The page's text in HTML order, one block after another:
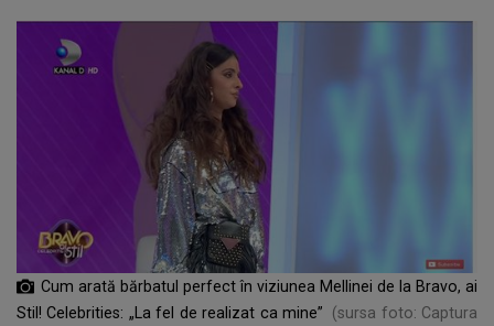
Cum arată bărbatul perfect în viziunea Mellinei de la Bravo, ai
Stil! Celebrities: „La fel de realizat ca mine”
(sursa foto: Captura